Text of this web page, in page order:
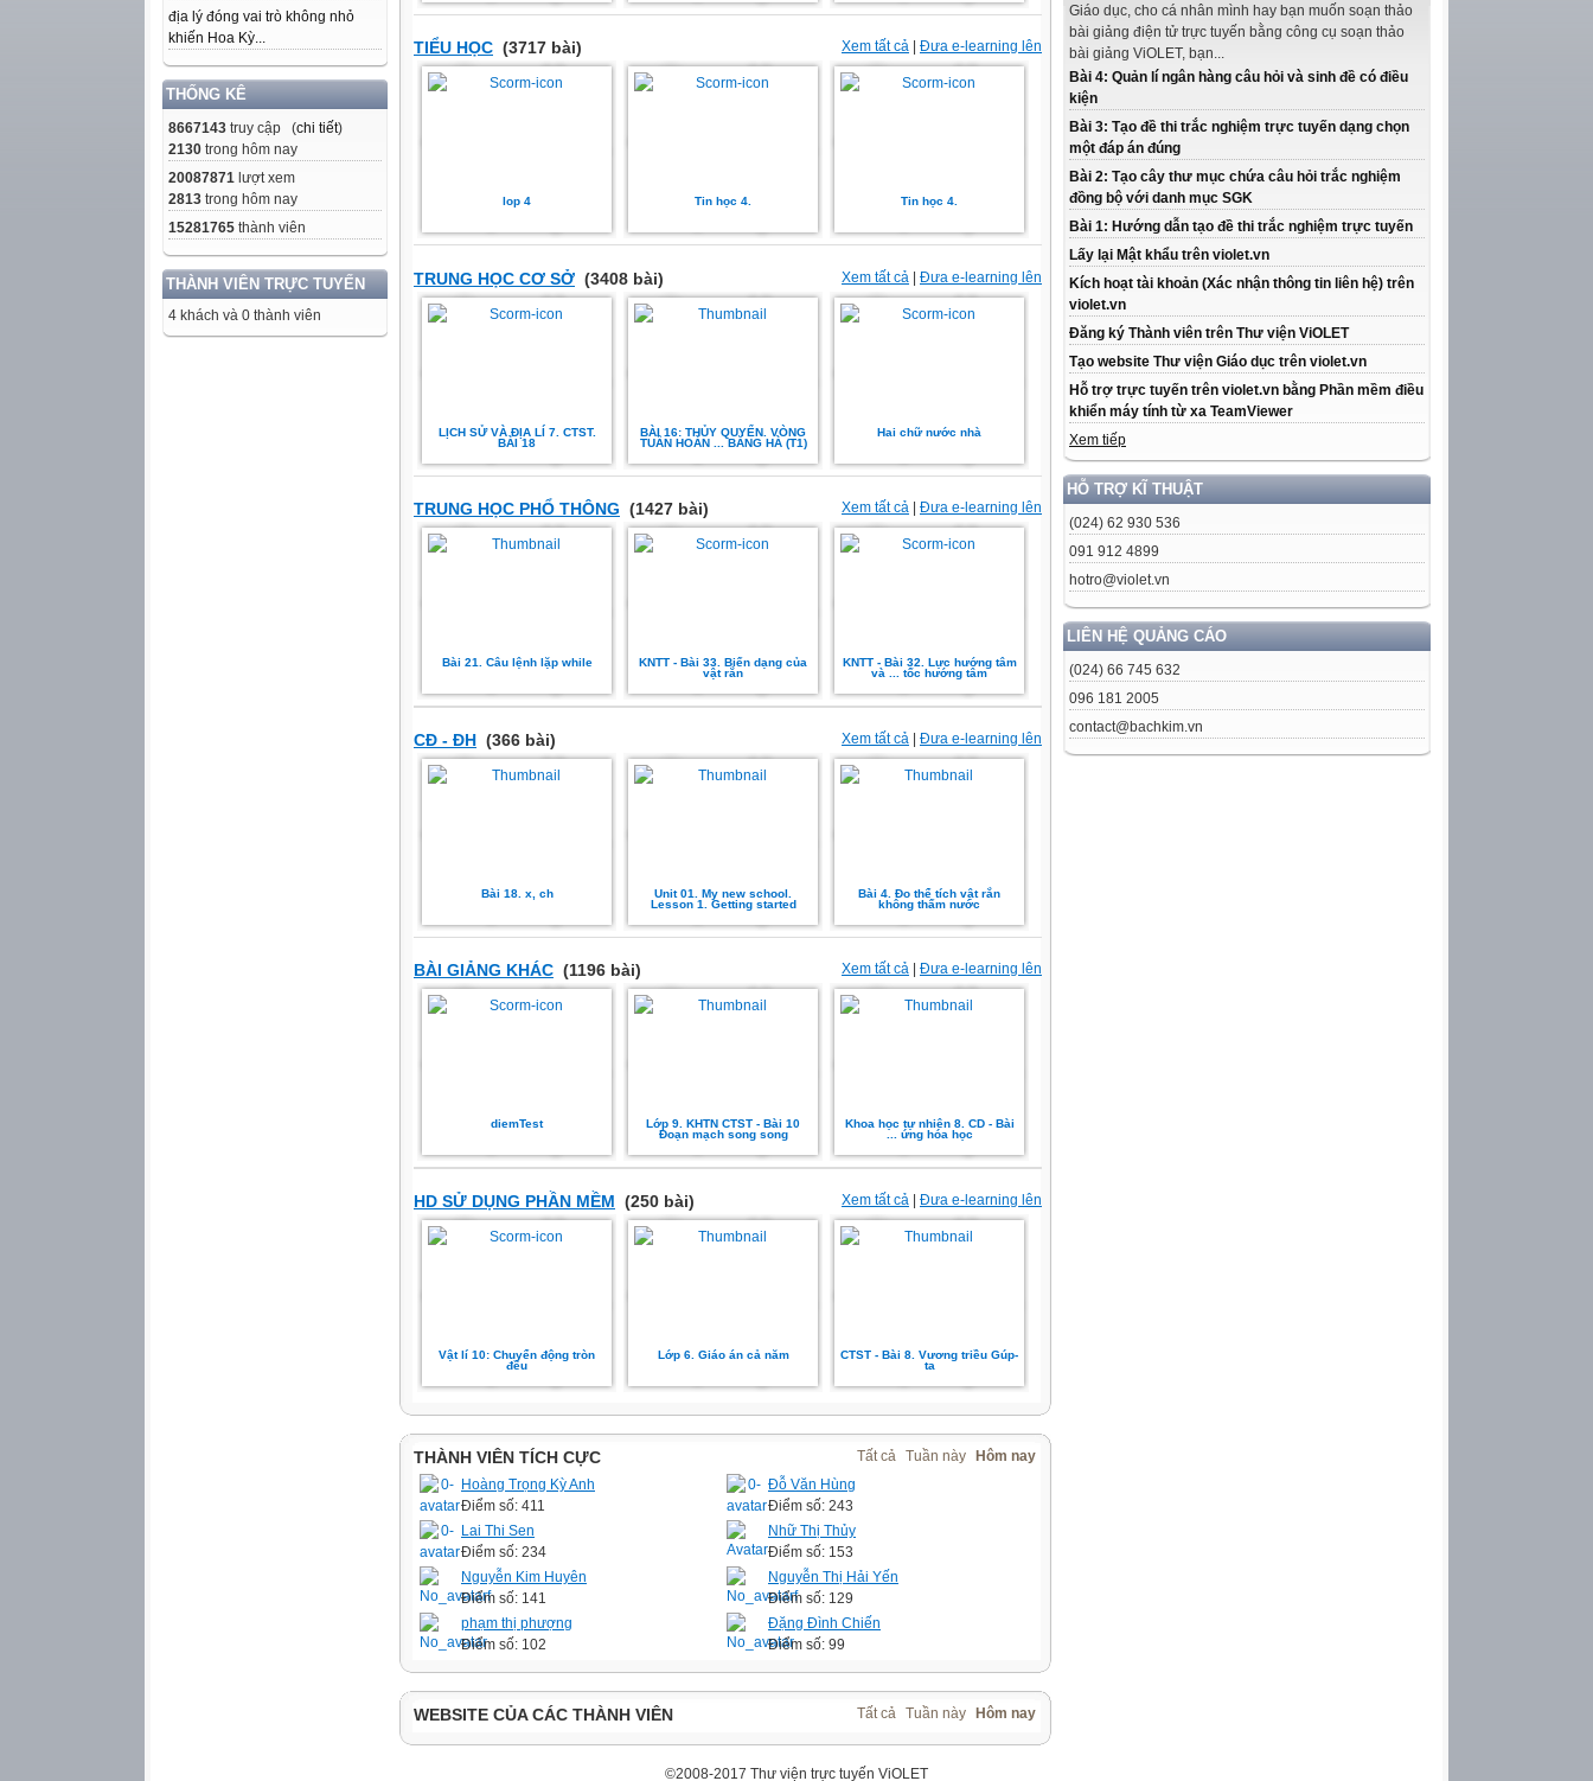
địa lý đóng vai trò không nhỏ
khiến Hoa Kỳ...
THỐNG KÊ
8667143 truy cập (chi tiết)
2130 trong hôm nay
20087871 lượt xem
2813 trong hôm nay
15281765 thành viên
THÀNH VIÊN TRỰC TUYẾN
4 khách và 0 thành viên
Giáo dục, cho cá nhân mình hay bạn muốn soạn thảo
bài giảng điện tử trực tuyến bằng công cụ soạn thảo
bài giảng ViOLET, bạn...
Bài 4: Quản lí ngân hàng câu hỏi và sinh đề có điều
kiện
Bài 3: Tạo đề thi trắc nghiệm trực tuyến dạng chọn
một đáp án đúng
Bài 2: Tạo cây thư mục chứa câu hỏi trắc nghiệm
đồng bộ với danh mục SGK
Bài 1: Hướng dẫn tạo đề thi trắc nghiệm trực tuyến
Lấy lại Mật khẩu trên violet.vn
Kích hoạt tài khoản (Xác nhận thông tin liên hệ) trên
violet.vn
Đăng ký Thành viên trên Thư viện ViOLET
Tạo website Thư viện Giáo dục trên violet.vn
Hỗ trợ trực tuyến trên violet.vn bằng Phần mềm điều
khiển máy tính từ xa TeamViewer
Xem tiếp
HỖ TRỢ KĨ THUẬT
(024) 62 930 536
091 912 4899
hotro@violet.vn
LIÊN HỆ QUẢNG CÁO
(024) 66 745 632
096 181 2005
contact@bachkim.vn
Xem tất cả Đưa e-learning lên
TIỂU HỌC (3717 bài)
lop 4 Tin học 4. Tin học 4.
Xem tất cả | Đưa e-learning lên
TRUNG HỌC CƠ SỞ (3408 bài)
LỊCH SỬ VÀ ĐỊA LÍ 7. CTST.
BÀI 18
BÀI 16: THỦY QUYỂN. VÒNG
TUẦN HOÀN ... BĂNG HÀ (T1)
Hai chữ nước nhà
Xem tất cả Đưa e-learning lên
TRUNG HỌC PHỔ THÔNG (1427 bài)
Bài 21. Câu lệnh lặp while
KNTT - Bài 33. Biến dạng của
vật rắn
KNTT - Bài 32. Lực hướng tâm
và ... tốc hướng tâm
Xem tất cả | Đưa e-learning lên
CĐ - ĐH (366 bài)
Bài 18. x, ch
Unit 01. My new school.
Lesson 1. Getting started
Bài 4. Đo thể tích vật rắn
không thấm nước
Xem tất cả Đưa e-learning lên
BÀI GIẢNG KHÁC (1196 bài)
diemTest
Lớp 9. KHTN CTST - Bài 10
Đoạn mạch song song
Khoa học tự nhiên 8. CD - Bài
... ứng hóa học
Xem tất cả Đưa e-learning lên
HD SỬ DỤNG PHẦN MỀM (250 bài)
Vật lí 10: Chuyển động tròn
đều
Lớp 6. Giáo án cả năm
CTST - Bài 8. Vương triều Gúp-
ta
Tất cả Tuần này Hôm nay
THÀNH VIÊN TÍCH CỰC
Hoàng Trọng Kỳ Anh
Điểm số: 411
Đỗ Văn Hùng
Điểm số: 243
Lai Thi Sen
Điểm số: 234
Nhữ Thị Thủy
Điểm số: 153
Nguyễn Kim Huyên
Điểm số: 141
Nguyễn Thị Hải Yến
Điểm số: 129
phạm thị phượng
Điểm số: 102
Đặng Đình Chiến
Điểm số: 99
Tất cả Tuần này Hôm nay
WEBSITE CỦA CÁC THÀNH VIÊN
©2008-2017 Thư viện trực tuyến ViOLET